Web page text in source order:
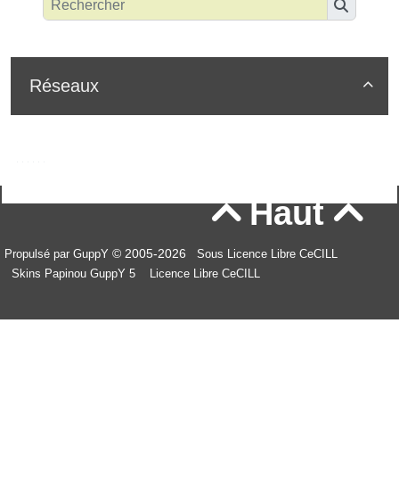

Réseaux
Haut
Propulsé par GuppY © 2005-2026
Sous Licence Libre CeCILL
Skins Papinou GuppY 5
Licence Libre CeCILL